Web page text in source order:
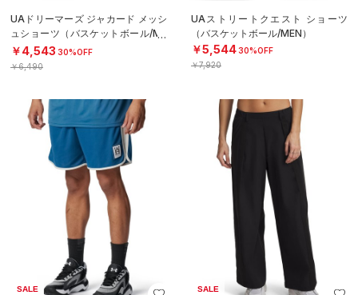
UAドリーマーズ ジャカード メッシ
ュショーツ（バスケットボール/ME
N）
￥4,543 30%OFF
￥6,490
UAストリートクエスト ショーツ
（バスケットボール/MEN）
￥5,54430%OFF
￥7,920
SALE SALE